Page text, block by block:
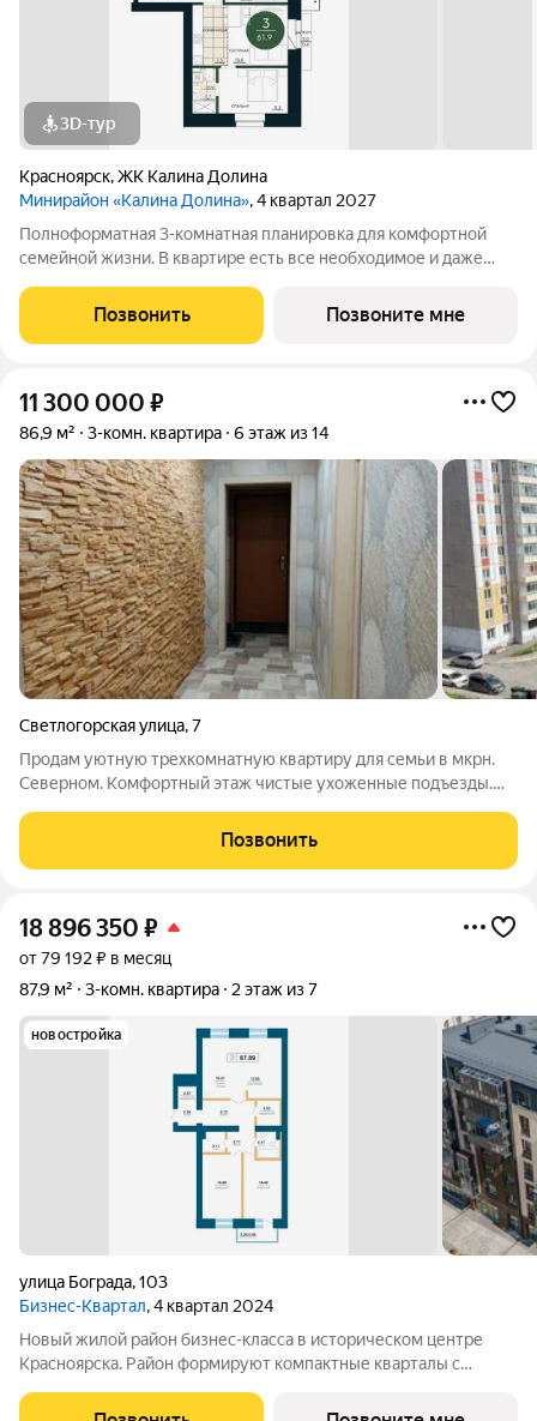
3D-тур
Красноярск,ЖК Калина Долина
Минирайон «Калина Долина», 4 квартал 2027
Полноформатная 3-комнатная планировка для комфортной
семейной жизни. В квартире есть все необходимое и даже
вместительный гардероб, а собственный санузел в мастер-
спальне позволит создать приватное
Позвонить Позвоните мне
11 300 000 ₽
86,9 м² 3-комн. квартира 6 этаж из 14
Светлогорская улица,7
Продам уютную трехкомнатную квартиру для семьи в мкрн.
Северном. Комфортный этаж чистые ухоженные подъезды.
балкона. Бонусом остается кухонный гарнитур с встроенной
посудомоечной машиной духовым
Позвонить
18 896 350 ₽
от 79 192 ₽ в месяц
87,9 м²
3-комн. квартира 2 этаж из 7
новостройка
улица Бограда,103
Бизнес-Квартал, 4 квартал 2024
Новый жилой район бизнес-класса в историческом центре
Красноярска. Район формируют компактные кварталы с
зонами отдыха. Три километра собственной набережной,